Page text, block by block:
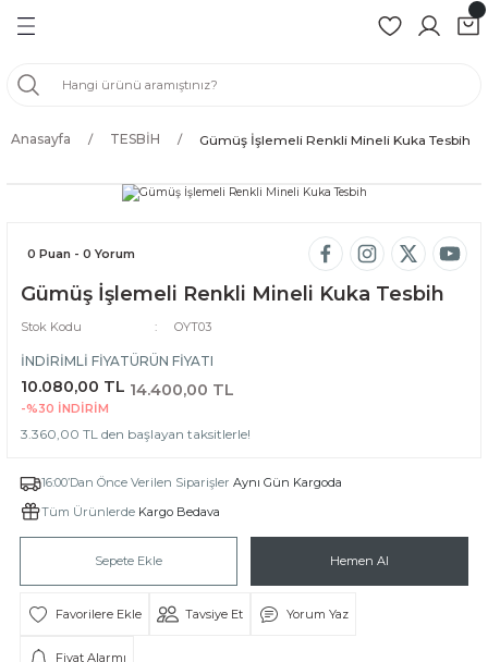
Anasayfa TESBİH Gümüş İşlemeli Renkli Mineli Kuka Tesbih
0 Puan - 0 Yorum
Gümüş İşlemeli Renkli Mineli Kuka Tesbih
Stok Kodu OYT03
İNDİRİMLİ FİYAT
10.080,00 TL
-%30 İNDİRİM
ÜRÜN FİYATI
14.400,00 TL
3.360,00 TL den başlayan taksitlerle!
16:00’Dan Önce Verilen Siparişler Aynı Gün Kargoda
Tüm Ürünlerde Kargo Bedava
Sepete Ekle Hemen Al
Tavsiye Et Yorum Yaz
Fiyat Alarmı